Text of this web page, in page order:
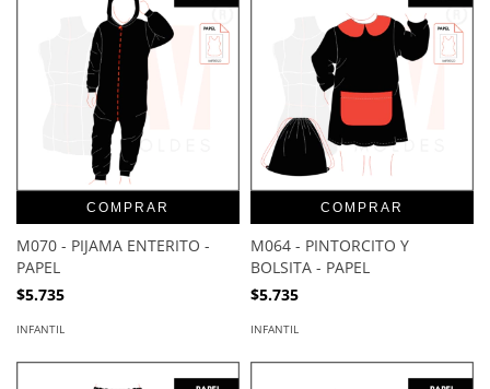
COMPRAR
M070 - PIJAMA ENTERITO -
PAPEL
$5.735
INFANTIL
COMPRAR
M064 - PINTORCITO Y
BOLSITA - PAPEL
$5.735
INFANTIL